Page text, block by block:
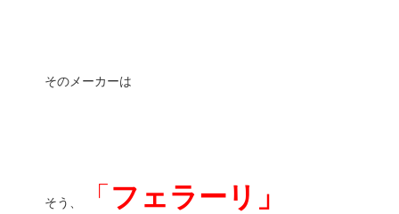
そのメーカーは
そう、 「 フェラーリ」